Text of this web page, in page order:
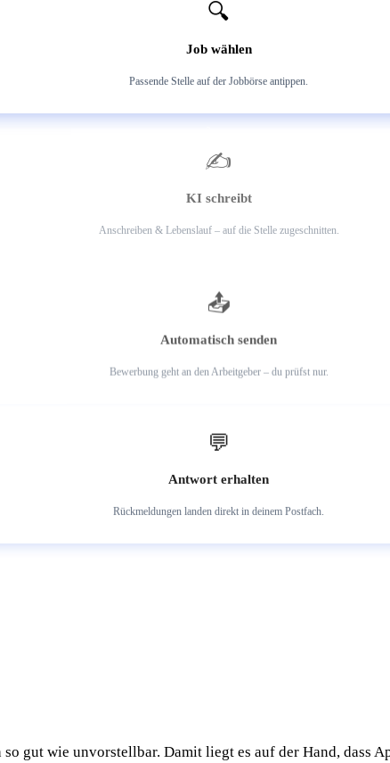
🔍
Job wählen
Passende Stelle auf der Jobbörse antippen.
✍️
KI schreibt
Anschreiben & Lebenslauf – auf die Stelle zugeschnitten.
📤
Automatisch senden
Bewerbung geht an den Arbeitgeber – du prüfst nur.
💬
Antwort erhalten
Rückmeldungen landen direkt in deinem Postfach.
gut wie unvorstellbar. Damit liegt es auf der Hand, dass